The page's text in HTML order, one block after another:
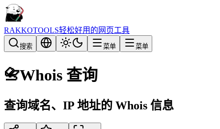
RAKKOTOOLS轻松好用的网页工具
搜索 菜单 菜单
📇Whois 查询
查询域名、IP 地址的 Whois 信息